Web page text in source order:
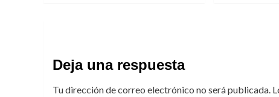
Deja una respuesta
Tu dirección de correo electrónico no será publicada.